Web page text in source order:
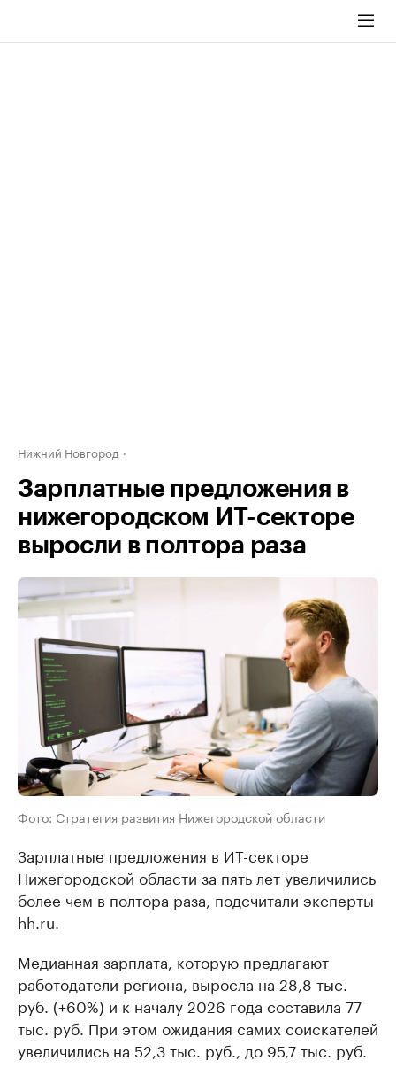
Нижний Новгород
Зарплатные предложения в
нижегородском ИТ-секторе
выросли в полтора раза
Фото: Стратегия развития Нижегородской области
Зарплатные предложения в ИТ-секторе
Нижегородской области за пять лет увеличились
более чем в полтора раза, подсчитали эксперты
hh.ru.
Медианная зарплата, которую предлагают
работодатели региона, выросла на 28,8 тыс.
руб. (+60%) и к началу 2026 года составила 77
тыс. руб. При этом ожидания самих соискателей
увеличились на 52,3 тыс. руб., до 95,7 тыс. руб.